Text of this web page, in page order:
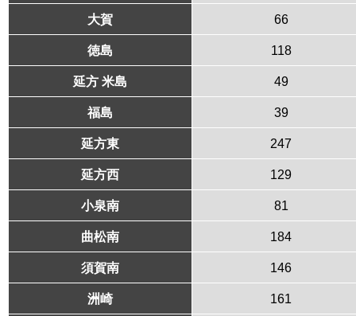
大賀 66
徳島 118
延方 米島 49
福島 39
延方東 247
延方西 129
小泉南 81
曲松南 184
須賀南 146
洲崎 161